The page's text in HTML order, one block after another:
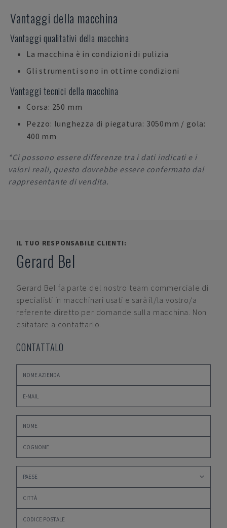
Vantaggi della macchina
Vantaggi qualitativi della macchina
La macchina è in condizioni di pulizia
Gli strumenti sono in ottime condizioni
Vantaggi tecnici della macchina
Corsa: 250 mm
Pezzo: lunghezza di piegatura: 3050mm / gola:
400 mm
*Ci possono essere differenze tra i dati indicati e i
valori reali, questo dovrebbe essere confermato dal
rappresentante di vendita.
IL TUO RESPONSABILE CLIENTI:
Gerard Bel
Gerard Bel fa parte del nostro team commerciale di
specialisti in macchinari usati e sarà il/la vostro/a
referente diretto per domande sulla macchina. Non
esitatare a contattarlo.
CONTATTALO